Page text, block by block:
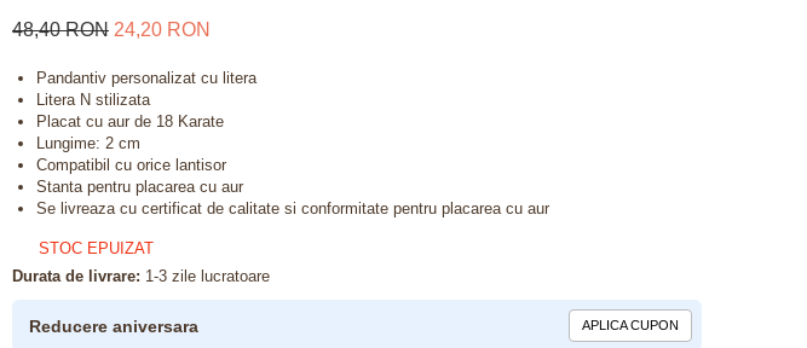
48,40 RON 24,20 RON
Pandantiv personalizat cu litera
Litera N stilizata
Placat cu aur de 18 Karate
Lungime: 2 cm
Compatibil cu orice lantisor
Stanta pentru placarea cu aur
Se livreaza cu certificat de calitate si conformitate pentru placarea cu aur
STOC EPUIZAT
Durata de livrare: 1-3 zile lucratoare
Reducere aniversara APLICA CUPON